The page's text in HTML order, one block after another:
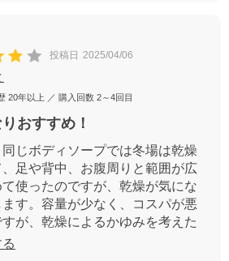
投稿日 2025/04/06
20年以上 ／ 購入回数 2～4回目
おすすめ！
じボディソープでは冬場は乾燥
足や背中、お腹周りと範囲が広
使ったのですが、乾燥が気にな
す。容量が少なく、コスパが悪
が、乾燥によるかゆみを考えた
。リピ買です。